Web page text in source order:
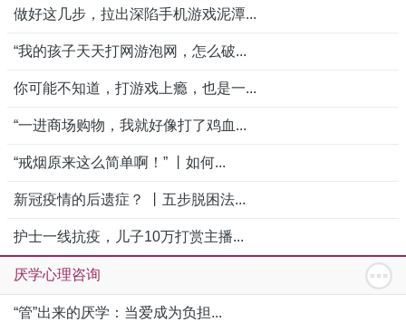
做好这几步，拉出深陷手机游戏泥潭...
“我的孩子天天打网游泡网，怎么破...
你可能不知道，打游戏上瘾，也是一...
“一进商场购物，我就好像打了鸡血...
“戒烟原来这么简单啊！” 丨如何...
新冠疫情的后遗症？ 丨五步脱困法...
护士一线抗疫，儿子10万打赏主播...
厌学心理咨询
“管”出来的厌学：当爱成为负担...